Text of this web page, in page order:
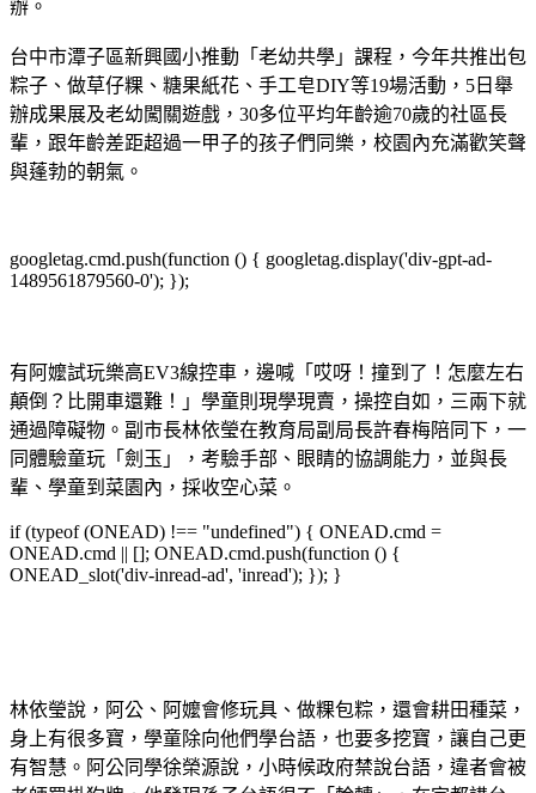
辦。
台中市潭子區新興國小推動「老幼共學」課程，今年共推出包
粽子、做草仔粿、糖果紙花、手工皂DIY等19場活動，5日舉
辦成果展及老幼闖關遊戲，30多位平均年齡逾70歲的社區長
輩，跟年齡差距超過一甲子的孩子們同樂，校園內充滿歡笑聲
與蓬勃的朝氣。
googletag.cmd.push(function () { googletag.display('div-gpt-ad-
1489561879560-0'); });
有阿嬤試玩樂高EV3線控車，邊喊「哎呀！撞到了！怎麼左右
顛倒？比開車還難！」學童則現學現賣，操控自如，三兩下就
通過障礙物。副市長林依瑩在教育局副局長許春梅陪同下，一
同體驗童玩「劍玉」，考驗手部、眼睛的協調能力，並與長
輩、學童到菜園內，採收空心菜。
if (typeof (ONEAD) !== "undefined") { ONEAD.cmd =
ONEAD.cmd || []; ONEAD.cmd.push(function () {
ONEAD_slot('div-inread-ad', 'inread'); }); }
林依瑩說，阿公、阿嬤會修玩具、做粿包粽，還會耕田種菜，
身上有很多寶，學童除向他們學台語，也要多挖寶，讓自己更
有智慧。阿公同學徐榮源說，小時候政府禁說台語，違者會被